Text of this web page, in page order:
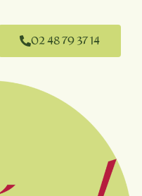
02 48 79 37 14